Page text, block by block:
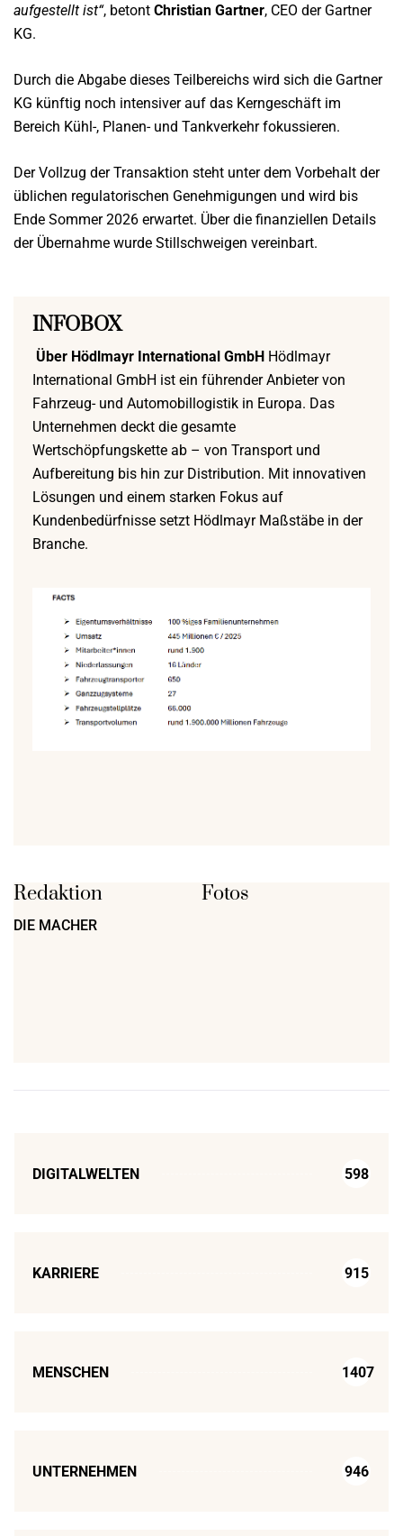
aufgestellt ist“, betont Christian Gartner, CEO der Gartner
KG.
Durch die Abgabe dieses Teilbereichs wird sich die Gartner
KG künftig noch intensiver auf das Kerngeschäft im
Bereich Kühl-, Planen- und Tankverkehr fokussieren.
Der Vollzug der Transaktion steht unter dem Vorbehalt der
üblichen regulatorischen Genehmigungen und wird bis
Ende Sommer 2026 erwartet. Über die finanziellen Details
der Übernahme wurde Stillschweigen vereinbart.
INFOBOX
Über Hödlmayr International GmbH Hödlmayr
International GmbH ist ein führender Anbieter von
Fahrzeug- und Automobillogistik in Europa. Das
Unternehmen deckt die gesamte
Wertschöpfungskette ab – von Transport und
Aufbereitung bis hin zur Distribution. Mit innovativen
Lösungen und einem starken Fokus auf
Kundenbedürfnisse setzt Hödlmayr Maßstäbe in der
Branche.
Redaktion
DIE MACHER
Fotos
DIGITALWELTEN 598
KARRIERE 915
MENSCHEN 1407
UNTERNEHMEN 946